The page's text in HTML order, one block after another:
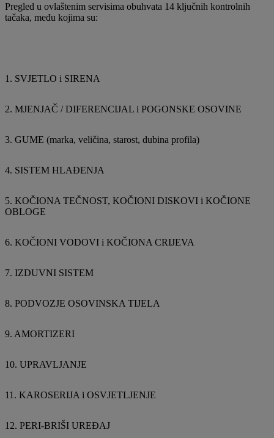
Pregled u ovlaštenim servisima obuhvata 14 ključnih kontrolnih
tačaka, među kojima su:
1. SVJETLO i SIRENA
2. MJENJAČ / DIFERENCIJAL i POGONSKE OSOVINE
3. GUME (marka, veličina, starost, dubina profila)
4. SISTEM HLAĐENJA
5. KOČIONA TEČNOST, KOČIONI DISKOVI i KOČIONE
OBLOGE
6. KOČIONI VODOVI i KOČIONA CRIJEVA
7. IZDUVNI SISTEM
8. PODVOZJE OSOVINSKA TIJELA
9. AMORTIZERI
10. UPRAVLJANJE
11. KAROSERIJA i OSVJETLJENJE
12. PERI-BRIŠI UREĐAJ